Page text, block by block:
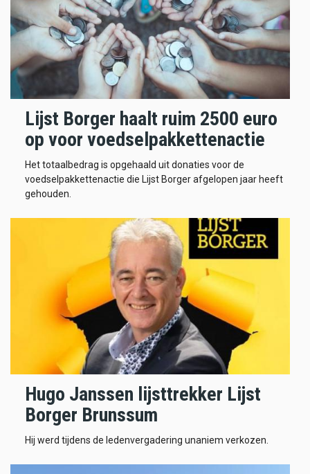
Lijst Borger haalt ruim 2500 euro
op voor voedselpakkettenactie
Het totaalbedrag is opgehaald uit donaties voor de
voedselpakkettenactie die Lijst Borger afgelopen jaar heeft
gehouden.
Hugo Janssen lijsttrekker Lijst
Borger Brunssum
Hij werd tijdens de ledenvergadering unaniem verkozen.